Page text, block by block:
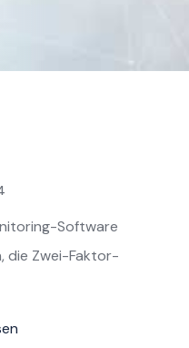
Software
die Zwei-Faktor-